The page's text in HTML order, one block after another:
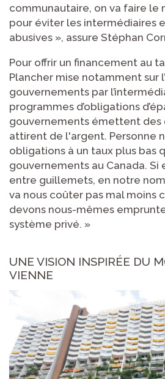
communautaire, on va faire le
pour éviter les intermédiaires
abusives », assure Stéphan
Pour offrir un financement au
Plancher mise notamment sur
gouvernements par
programmes d’obligations
gouvernements émettent des
attirent de l'argent. Personne
obligations à un taux plus bas
gouvernements au Canada. Si
entre guillemets, en notre nom
va nous coûter pas mal moins
devons nous-mêmes
système privé. »
UNE VISION INSPIRÉE DU
VIENNE